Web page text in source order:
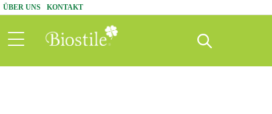
ÜBER UNS KONTAKT